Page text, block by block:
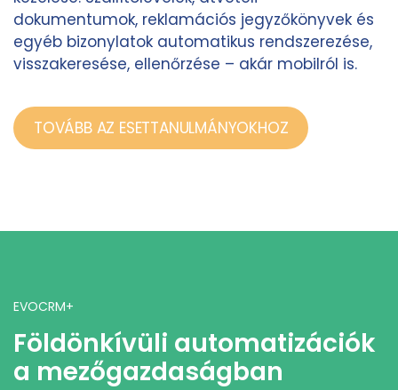
dokumentumok, reklamációs jegyzőkönyvek és
egyéb bizonylatok automatikus rendszerezése,
visszakeresése, ellenőrzése – akár mobilról is.
TOVÁBB AZ ESETTANULMÁNYOKHOZ
EVOCRM+
Földönkívüli automatizációk
a mezőgazdaságban